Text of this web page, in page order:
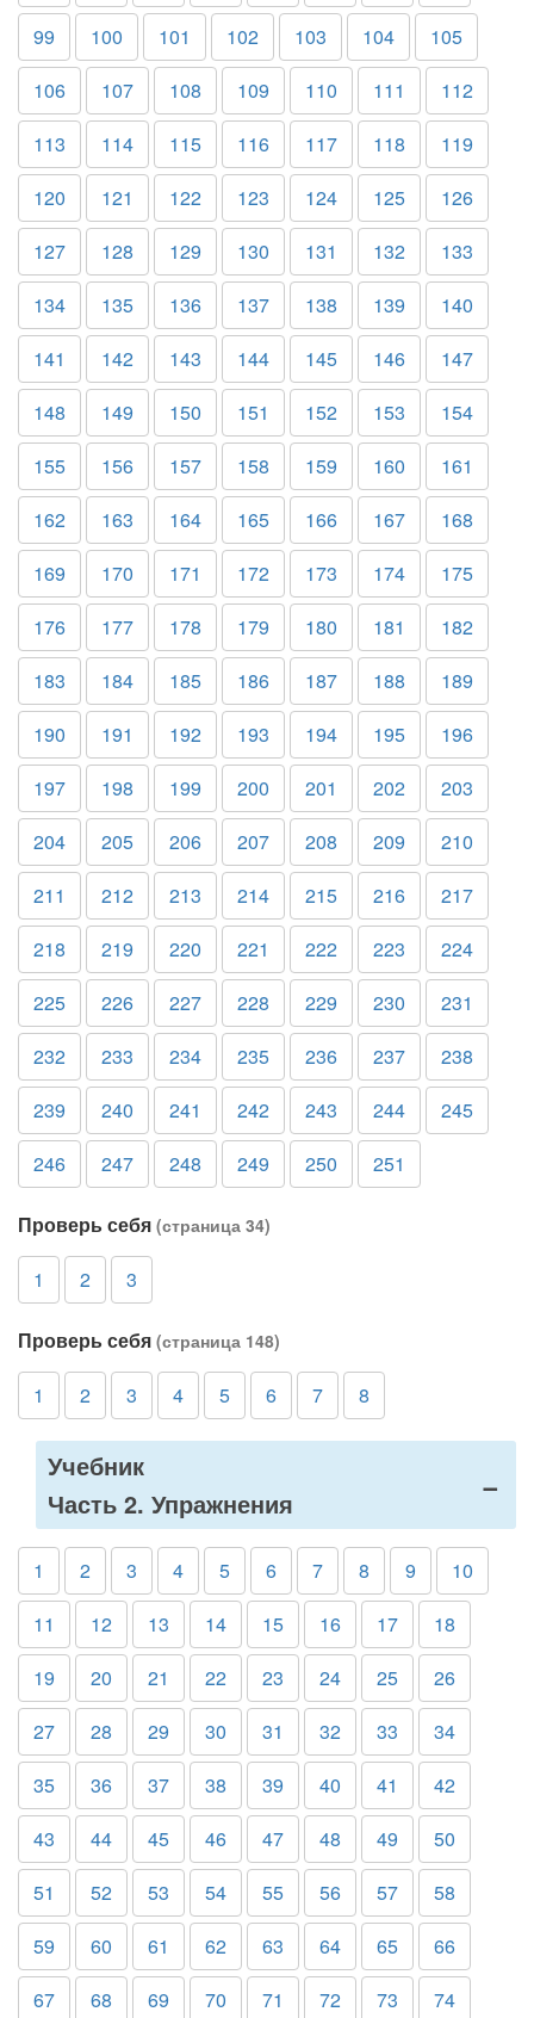
99
100 101 102 103 104
105
106
107 108 109 110 111
112
113
114 115 116 117 118
119
120
121 122 123 124 125
126
127
128 129 130 131 132
133
134
135 136 137 138 139
140
141
142 143 144 145 146
147
148
149 150 151 152 153
154
155
156 157 158 159 160
161
162
163 164 165 166 167
168
169
170 171 172 173 174
175
176
177 178 179 180 181
182
183
184 185 186 187 188
189
190
191 192 193 194 195
196
197
198 199 200 201 202
203
204
205 206 207 208 209
210
211
212 213 214 215 216
217
218
219 220 221 222 223
224
225
226 227 228 229 230
231
232
233 234 235 236 237
238
239
240 241 242 243 244
245
246
247 248 249 250 251
Проверь себя (страница 34)
1 2 3
Проверь себя (страница 148)
1 2 3 4 5 6 7 8
Учебник
Часть 2. Упражнения
1 2 3 4 5 6 7 8 9
10
11
12 13 14 15 16 17
18
19
20 21 22 23 24 25
26
27
28 29 30 31 32 33
34
35
36 37 38 39 40 41
42
43
44 45 46 47 48 49
50
51
52 53 54 55 56 57
58
59
60 61 62 63 64 65
66
67
68 69 70 71 72 73 74